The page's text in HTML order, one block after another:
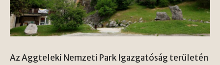
Az Aggteleki Nemzeti Park Igazgatóság területén